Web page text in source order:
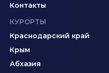
Контакты
КУРОРТЫ
Краснодарский край
Крым
Абхазия